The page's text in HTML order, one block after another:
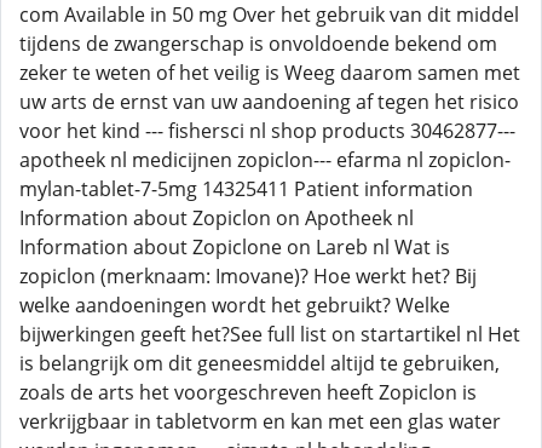
com Available in 50 mg Over het gebruik van dit middel
tijdens de zwangerschap is onvoldoende bekend om
zeker te weten of het veilig is Weeg daarom samen met
uw arts de ernst van uw aandoening af tegen het risico
voor het kind --- fishersci nl shop products 30462877---
apotheek nl medicijnen zopiclon--- efarma nl zopiclon-
mylan-tablet-7-5mg 14325411 Patient information
Information about Zopiclon on Apotheek nl
Information about Zopiclone on Lareb nl Wat is
zopiclon (merknaam: Imovane)? Hoe werkt het? Bij
welke aandoeningen wordt het gebruikt? Welke
bijwerkingen geeft het?See full list on startartikel nl Het
is belangrijk om dit geneesmiddel altijd te gebruiken,
zoals de arts het voorgeschreven heeft Zopiclon is
verkrijgbaar in tabletvorm en kan met een glas water